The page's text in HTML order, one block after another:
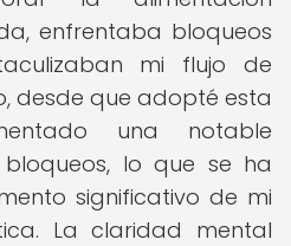
enfrentaba bloqueos
mi flujo de
desde que adopté esta
una notable
lo que se ha
significativo de mi
La claridad mental